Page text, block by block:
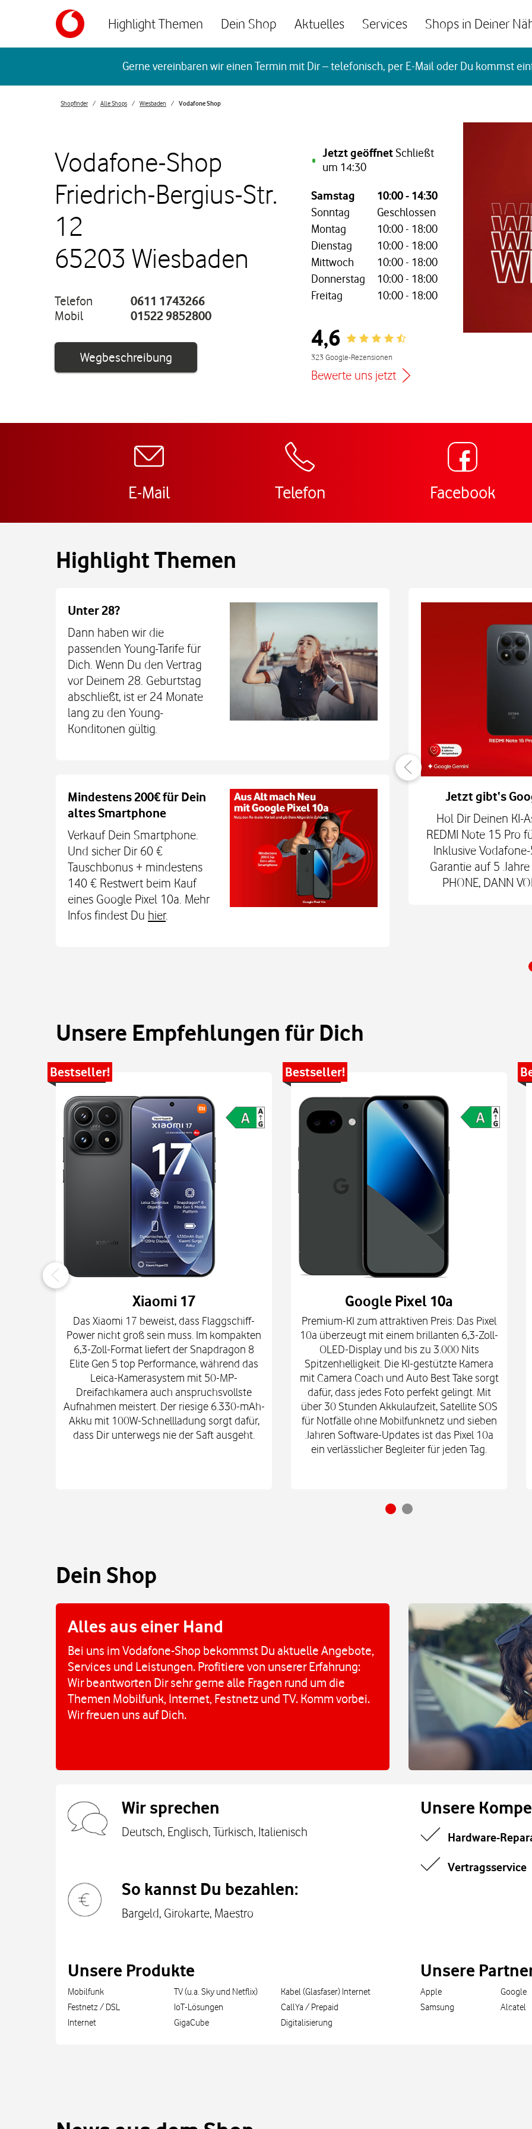
Highlight Themen Dein Shop Aktuelles Services Shops in Deiner
Gerne vereinbaren wir einen Termin mit Dir – telefonisch, per E-Mail oder Du kommst
Shopfinder Alle Shops Wiesbaden Vodafone Shop
Vodafone-Shop
Friedrich-Bergius-Str.
12
65203 Wiesbaden
Telefon
0611 1743266
Mobil
01522 9852800
WegbeschreibungLink öffnet in einem neuen Tab
Jetzt geöffnet Schließt
um 14:30
Wochentag, Öffnungszeiten
Samstag 10:00- 14:30
Sonntag
Geschlossen
Montag
10:00- 18:00
Dienstag
10:00- 18:00
Mittwoch
10:00- 18:00
Donnerstag
10:00- 18:00
Freitag
10:00- 18:00
4,6 Rating 4.6
323 Google-Rezensionen
Bewerte uns jetzt
E-Mail Telefon Facebook
Highlight Themen
Unter 28?
Dann haben wir die
passenden Young-Tarife für
Dich. Wenn Du den Vertrag
vor Deinem 28. Geburtstag
abschließt, ist er 24 Monate
lang zu den Young-
Konditonen gültig.
Mindestens 200€ für Dein
altes Smartphone
Verkauf Dein Smartphone.
Und sicher Dir 60 €
Tauschbonus + mindestens
140 € Restwert beim Kauf
eines Google Pixel 10a. Mehr
Infos findest Du hier.
Auch auf dem Schulweg immer verbunden
Dein Kind bleibt unterwegs auch ohne Smartphone mit
Sicherheit erreichbar. Mit der Xplora X6Play 2nd Gen. oder der
TCL MT48X Smartwatch für je einmal 1 € zum Smart Tech M.
Den Tarif gibt's jetzt 3 Monate für 0 € und danach für mtl. 9,99
€. Alle Infos bei uns im Shop.
Jetzt gibt‘s
Hol Dir Deinen KI-
REDMI Note 15 Pro
Inklusive
Garantie auf 5
PHONE, DANN
Unsere Empfehlungen für Dich
Bestseller!
Xiaomi 17
Das Xiaomi 17 beweist, dass Flaggschiff-
Power nicht groß sein muss. Im kompakten
6,3-Zoll-Format liefert der Snapdragon 8
Elite Gen 5 top Performance, während das
Leica-Kamerasystem mit 50-MP-
Dreifachkamera auch anspruchsvollste
Aufnahmen meistert. Der riesige 6.330-mAh-
Akku mit 100W-Schnellladung sorgt dafür,
dass Dir unterwegs nie der Saft ausgeht.
Bestseller!
Google Pixel 10a
Premium-KI zum attraktiven Preis: Das Pixel
10a überzeugt mit einem brillanten 6,3-Zoll-
OLED-Display und bis zu 3.000 Nits
Spitzenhelligkeit. Die KI-gestützte Kamera
mit Camera Coach und Auto Best Take sorgt
dafür, dass jedes Foto perfekt gelingt. Mit
über 30 Stunden Akkulaufzeit, Satellite SOS
für Notfälle ohne Mobilfunknetz und sieben
Jahren Software-Updates ist das Pixel 10a
ein verlässlicher Begleiter für jeden Tag.
Dein Shop
Alles aus einer Hand
Bei uns im Vodafone-Shop bekommst Du aktuelle Angebote,
Services und Leistungen. Profitiere von unserer Erfahrung:
Wir beantworten Dir sehr gerne alle Fragen rund um die
Themen Mobilfunk, Internet, Festnetz und TV. Komm vorbei.
Wir freuen uns auf Dich.
Wir sprechen
Deutsch, Englisch, Türkisch, Italienisch
So kannst Du bezahlen:
Bargeld, Girokarte, Maestro
Unsere
Hardware-
Vertragsservice
Unsere Produkte
Mobilfunk
Festnetz / DSL
Internet
TV (u.a. Sky und Netflix)
IoT-Lösungen
GigaCube
Kabel (Glasfaser) Internet
CallYa / Prepaid
Digitalisierung
Unsere
Apple
Samsung
Google
Alcatel